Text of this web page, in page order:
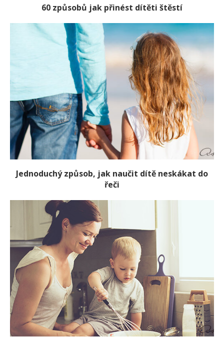
60 způsobů jak přinést dítěti štěstí
Jednoduchý způsob, jak naučit dítě neskákat do
řeči